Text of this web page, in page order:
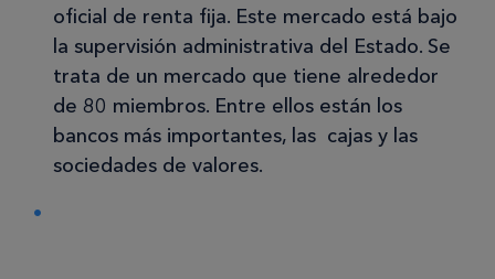
oficial de renta fija. Este mercado está bajo
la supervisión administrativa del Estado. Se
trata de un mercado que tiene alrededor
de 80 miembros. Entre ellos están los
bancos más importantes, las cajas y las
sociedades de valores.